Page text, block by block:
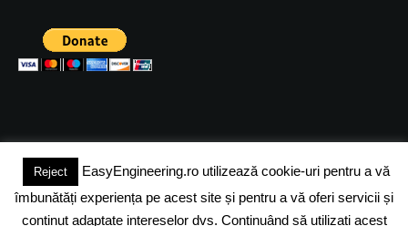
(c) 2024 - FineEngineeringMagazine. All rights reserved.
DESPRE NOI ADVERTISING JOBS DESPRE COOKIES
Reject
EasyEngineering.ro utilizează cookie-uri pentru a vă
îmbunătăți experiența pe acest site și pentru a vă oferi servicii și
conținut adaptate intereselor dvs. Continuând să utilizați acest